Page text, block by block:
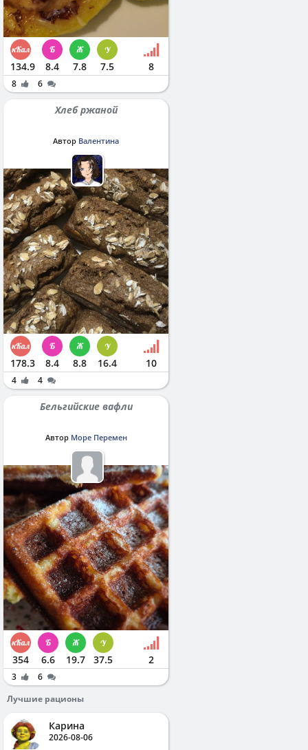
134.9 8.4 7.8 7.5 8
8 6
Хлеб ржаной
Автор Валентина
178.3 8.4 8.8 16.4 10
4 4
Бельгийские вафли
Автор Море Перемен
354 6.6 19.7 37.5 2
3
6
Лучшие рационы
Карина
2026-08-06